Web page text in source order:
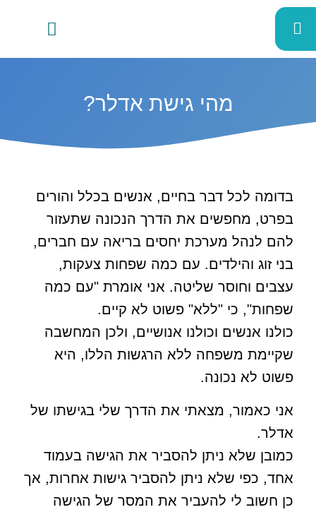
מהי גישת אדלר?
בדומה לכל דבר בחיים, אנשים בכלל והורים
בפרט, מחפשים את הדרך הנכונה שתעזור
להם לנהל מערכת יחסים בריאה עם חברים,
בני זוג והילדים. עם כמה שפחות צעקות,
עצבים וחוסר שליטה. אני אומרת "עם כמה
שפחות", כי "ללא" פשוט לא קיים.
כולנו אנשים וכולנו אנושיים, ולכן המחשבה
שקיימת משפחה ללא הרגשות הללו, היא
פשוט לא נכונה.
אני כאמור, מצאתי את הדרך שלי בגישתו של
אדלר.
כמובן שלא ניתן להסביר את הגישה בעמוד
אחד, כפי שלא ניתן להסביר גישות אחרות, אך
כן חשוב לי להעביר את המסר של הגישה